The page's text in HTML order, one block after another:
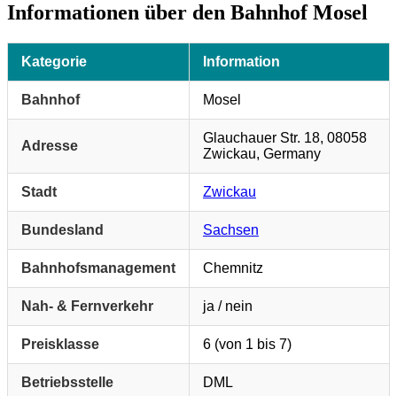
Informationen über den Bahnhof Mosel
Kategorie Information
Bahnhof Mosel
Adresse
Glauchauer Str. 18, 08058
Zwickau, Germany
Stadt Zwickau
Bundesland Sachsen
Bahnhofsmanagement Chemnitz
Nah- & Fernverkehr ja / nein
Preisklasse 6 (von 1 bis 7)
Betriebsstelle DML